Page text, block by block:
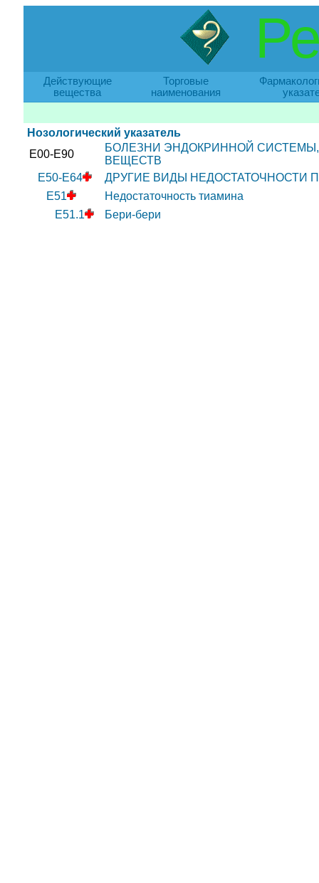
Действующие
вещества
Торговые
наименования
Нозологический указатель
E00-E90
БОЛЕЗНИ ЭНДОКРИННОЙ
ВЕЩЕСТВ
E50-E64
ДРУГИЕ ВИДЫ НЕДОСТАТОЧНОСТИ
E51
Недостаточность тиамина
E51.1
Бери-бери